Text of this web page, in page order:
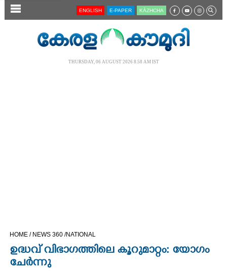
SECTIONS
CINEMA
OPINION
ENGLISH E-PAPER KĀZHCHA
THURSDAY, 06 AUGUST 2026 8.58 AM IST
HOME / NEWS 360 /NATIONAL
ഉദ്ധവ് വിഭാഗത്തിലെ കൂറുമാറ്റം: യോഗം
ചേർന്നു